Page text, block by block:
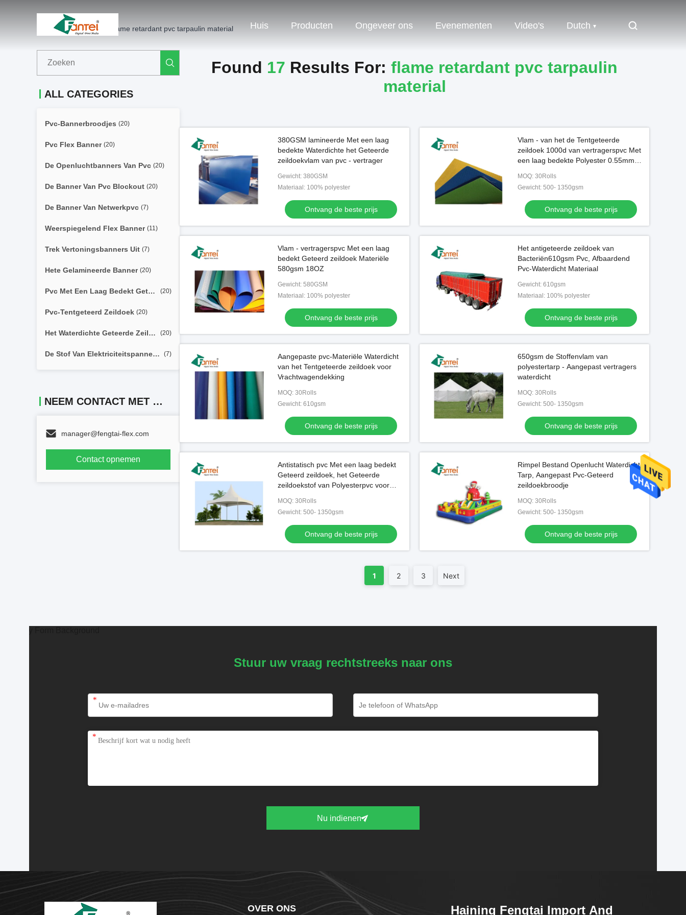
Huis Producten Ongeveer ons Evenementen Video's Dutch
Thuis Producten flame retardant pvc tarpaulin material
ALL CATEGORIES
Pvc-Bannerbroodjes (20)
Pvc Flex Banner (20)
De Openluchtbanners Van Pvc (20)
De Banner Van Pvc Blockout (20)
De Banner Van Netwerkpvc (7)
Weerspiegelend Flex Banner (11)
Trek Vertoningsbanners Uit (7)
Hete Gelamineerde Banner (20)
Pvc Met Een Laag Bedekt Geteerd Zeildoek (20)
Pvc-Tentgeteerd Zeildoek (20)
Het Waterdichte Geteerde Zeildoek Van Pvc (20)
De Stof Van Elektriciteitspannezonneblinden (7)
NEEM CONTACT MET ONS OP
manager@fengtai-flex.com
Contact opnemen
Found 17 Results For: flame retardant pvc tarpaulin
material
380GSM lamineerde Met een laag
bedekte Waterdichte het Geteerde
zeildoekvlam van pvc - vertrager
Gewicht: 380GSM
Materiaal: 100% polyester
Ontvang de beste prijs
Vlam - van het de Tentgeteerde
zeildoek 1000d van vertragerspvc Met
een laag bedekte Polyester 0.55mm
MOQ: 30Rolls
Gewicht: 500- 1350gsm
Ontvang de beste prijs
Vlam - vertragerspvc Met een laag
bedekt Geteerd zeildoek Materiële
580gsm 18OZ
Gewicht: 580GSM
Materiaal: 100% polyester
Ontvang de beste prijs
Het antigeteerde zeildoek van
Bacteriën610gsm Pvc, Afbaardend
Pvc-Waterdicht Materiaal
Gewicht: 610gsm
Materiaal: 100% polyester
Ontvang de beste prijs
Aangepaste pvc-Materiële Waterdicht
van het Tentgeteerde zeildoek voor
Vrachtwagendekking
MOQ: 30Rolls
Gewicht: 610gsm
Ontvang de beste prijs
650gsm de Stoffenvlam van
polyestertarp - Aangepast vertragers
waterdicht
MOQ: 30Rolls
Gewicht: 500- 1350gsm
Ontvang de beste prijs
Antistatisch pvc Met een laag bedekt
Geteerd zeildoek, het Geteerde
zeildoekstof van Polyesterpvc voor
MOQ: 30Rolls
Gewicht: 500- 1350gsm
Ontvang de beste prijs
Rimpel Bestand Openlucht Waterdichte
Tarp, Aangepast Pvc-Geteerd
zeildoekbroodje
MOQ: 30Rolls
Gewicht: 500- 1350gsm
Ontvang de beste prijs
1 2 3 Next
Stuur uw vraag rechtstreeks naar ons
Nu indienen
OVER ONS Haining Fengtai Import And